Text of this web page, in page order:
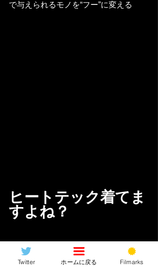
で与えられるモノを“フー”に変える
ヒートテック着てま
すよね？
Twitter ホームに戻る Filmarks